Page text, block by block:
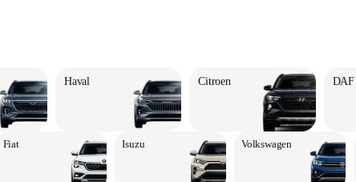
Haval Citroen DAF
Fiat Isuzu Volkswagen